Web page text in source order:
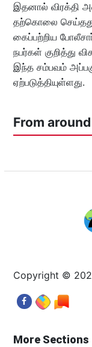
இதனால் விரக்தி
தற்கொலை
கைப்பற்றிய
நபர்கள் குறித்து
இந்த சம்பவம்
ஏற்படுத்தியுள்ளது.
From
Copyright ©
More Sections